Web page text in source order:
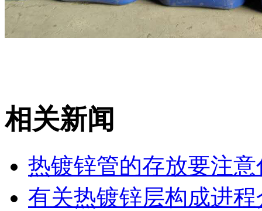
相关新闻
热镀锌管的存放要注
有关热镀锌层构成进程